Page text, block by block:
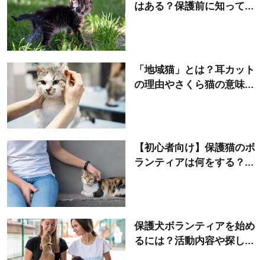
はある？保護前に知って...
「地域猫」とは？耳カット
の理由やさくら猫の意味...
【初心者向け】保護猫のボ
ランティアは何をする？...
保護犬ボランティアを始め
るには？活動内容や探し...